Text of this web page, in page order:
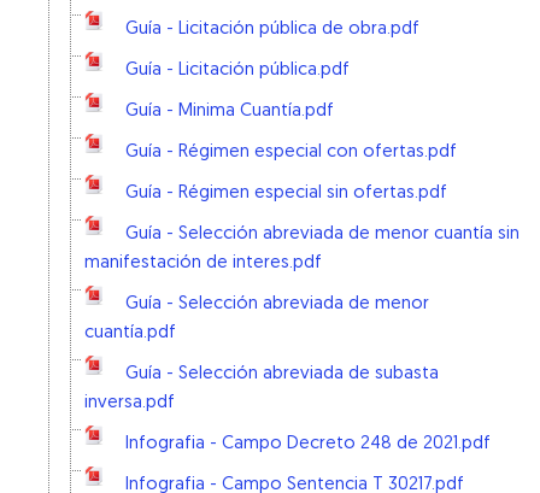
Guía - Licitación pública de obra.pdf
Guía - Licitación pública.pdf
Guía - Minima Cuantía.pdf
Guía - Régimen especial con ofertas.pdf
Guía - Régimen especial sin ofertas.pdf
Guía - Selección abreviada de menor cuantía sin
manifestación de interes.pdf
Guía - Selección abreviada de menor
cuantía.pdf
Guía - Selección abreviada de subasta
inversa.pdf
Infografia - Campo Decreto 248 de 2021.pdf
Infografia - Campo Sentencia T 30217.pdf